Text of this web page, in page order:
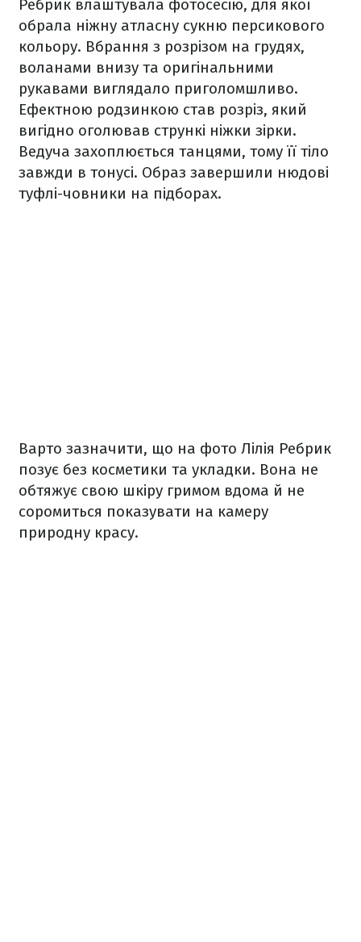
Ребрик влаштувала фотосесію, для якої
обрала ніжну атласну сукню персикового
кольору. Вбрання з розрізом на грудях,
воланами внизу та оригінальними
рукавами виглядало приголомшливо.
Ефектною родзинкою став розріз, який
вигідно оголював стрункі ніжки зірки.
Ведуча захоплюється танцями, тому її тіло
завжди в тонусі. Образ завершили нюдові
туфлі-човники на підборах.
Варто зазначити, що на фото Лілія Ребрик
позує без косметики та укладки. Вона не
обтяжує свою шкіру гримом вдома й не
соромиться показувати на камеру
природну красу.